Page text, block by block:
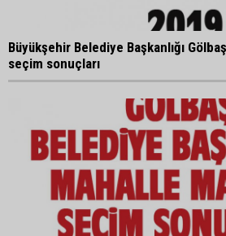
Büyükşehir Belediye Başkanlığı
seçim sonuçları